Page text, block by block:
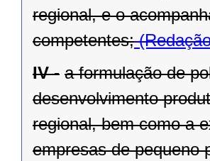
regional, e o
competentes;
IV - a formulação de
desenvolvimento
regional, bem como a
empresas de pequeno